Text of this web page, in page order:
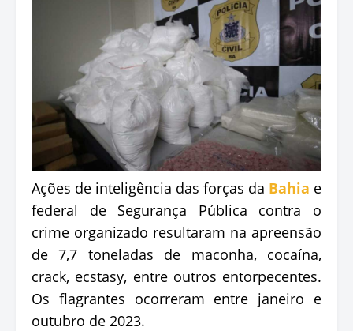
Ações de inteligência das forças da Bahia e
federal de Segurança Pública contra o
crime organizado resultaram na apreensão
de 7,7 toneladas de maconha, cocaína,
crack, ecstasy, entre outros entorpecentes.
Os flagrantes ocorreram entre janeiro e
outubro de 2023.